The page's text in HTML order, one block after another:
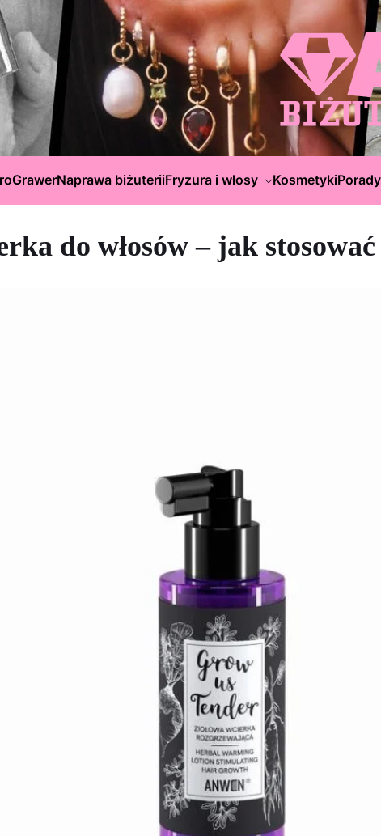
GrawerNaprawa biżuteriiFryzura i włosy KosmetykiPorady
do włosów – jak stosować